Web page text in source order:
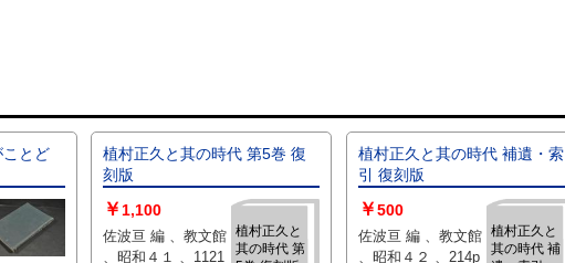
とど
植村正久と其の時代 第5巻 復
刻版
植村正久と
其の時代 第
￥ 1,100
佐波亘 編 、教文館
、昭和４１ 、1121
植村正久と其の時代 補遺・索
引 復刻版
植村正久と
其の時代 補
￥500
佐波亘 編 、教文館
、昭和４２ 、214p